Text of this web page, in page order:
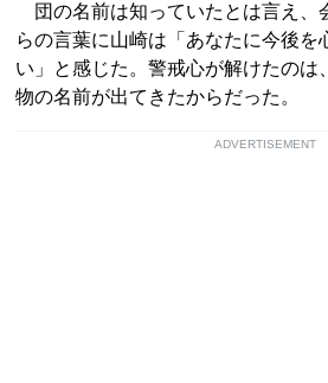
団の名前は知っていたとは言え、
らの言葉に山崎は「あなたに今後を
い」と感じた。警戒心が解けたのは
物の名前が出てきたからだった。
ADVERTISEMENT